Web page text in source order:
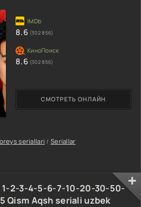
seriallari / Seriallar
СМОТРЕТЬ ОНЛАЙН
8.6 (302 856)
8.6 (302 856)
1-2-3-4-5-6-7-10-20-30-50-
Qism Aqsh seriali uzbek